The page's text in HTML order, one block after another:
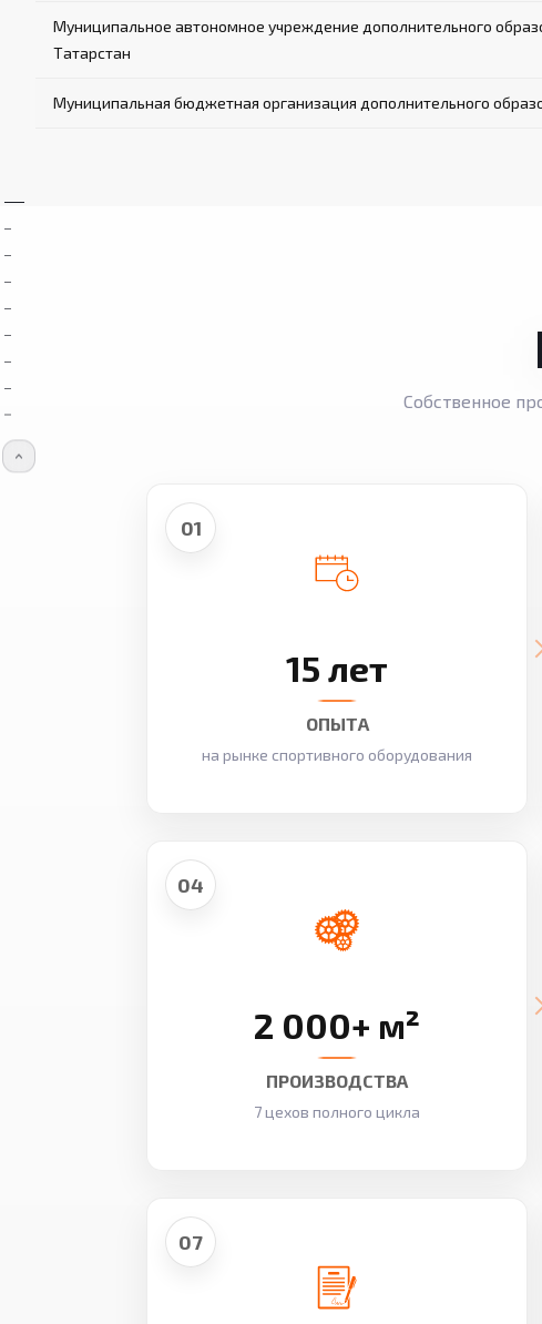
Муниципальное автономное учреждение дополнительного
Татарстан
Муниципальная бюджетная организация дополнительного
Собственное
01
15 лет
ОПЫТА
на рынке спортивного оборудования
04
2 000+ м²
ПРОИЗВОДСТВА
7 цехов полного цикла
07